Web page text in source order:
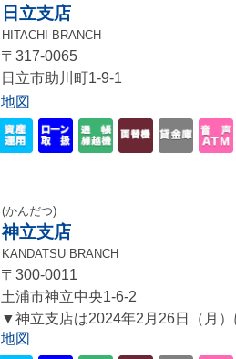
日立支店
HITACHI BRANCH
〒317-0065
日立市助川町1-9-1
地図
(かんだつ)
神立支店
KANDATSU BRANCH
〒300-0011
土浦市神立中央1-6-2
▼神立支店は2024年2月26日（月）
地図